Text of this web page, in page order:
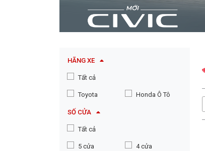
HÃNG XE
Tất cả
Toyota Honda Ô Tô
SỐ CỬA
Tất cả
5 cửa 4 cửa